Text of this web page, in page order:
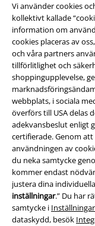
Vi använder cookies
kollektivt kallade
information om
cookies placeras av
och våra partners
tillförlitlighet och
shoppingupplevelse,
webbplats, i sociala
överförs till USA delas
adekvansbeslut enligt
certifierade. Genom att
användningen av
du neka samtycke
kommer endast
justera dina
inställningar.” Du har
samtycke i
dataskydd, besök
A